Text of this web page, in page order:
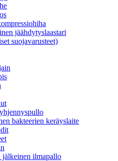
jäähdytyslaastari
suojavarusteet)
bakteerien keräyslaite
jälkeinen ilmapallo